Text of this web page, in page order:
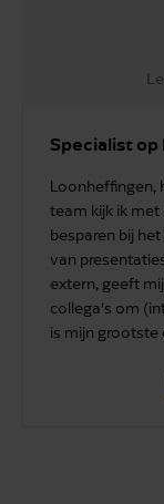
Specialist
Loonheffingen,
team kijk ik met
besparen bij
van
extern, geeft
collega’s om
is mijn grootste